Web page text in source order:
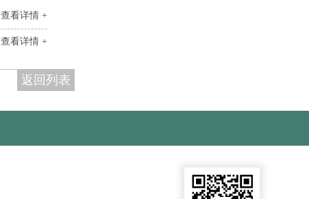
查看详情 +
查看详情 +
返回列表